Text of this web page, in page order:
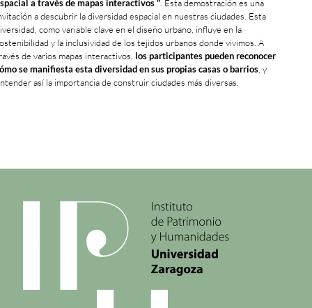
a través de mapas interactivos " . Esta demostración es una
a descubrir la diversidad espacial en nuestras ciudades. Esta
como variable clave en el diseño urbano, influye en la
y la inclusividad de los tejidos urbanos donde vivimos. A
de varios mapas interactivos, los participantes pueden reconocer
se manifiesta esta diversidad en sus propias casas o barrios , y
así la importancia de construir ciudades más diversas.